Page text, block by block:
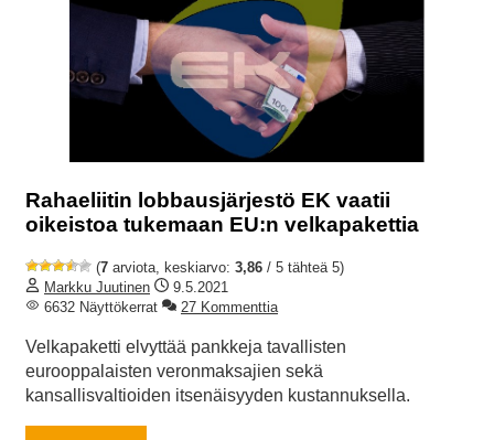
Rahaeliitin lobbausjärjestö EK vaatii
oikeistoa tukemaan EU:n velkapakettia
(7 arviota, keskiarvo: 3,86 / 5 tähteä 5)
Markku Juutinen
9.5.2021
6632 Näyttökerrat
27 Kommenttia
Velkapaketti elvyttää pankkeja tavallisten
eurooppalaisten veronmaksajien sekä
kansallisvaltioiden itsenäisyyden kustannuksella.